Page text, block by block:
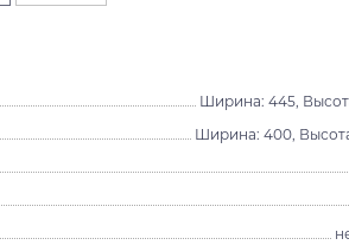
Ширина: 445,
Ширина: 400,